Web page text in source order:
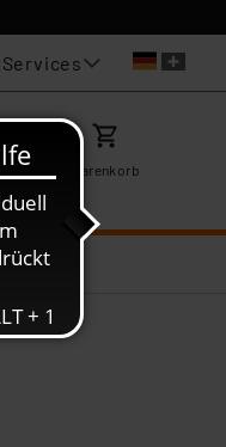
Services
Merkzettel Warenkorb